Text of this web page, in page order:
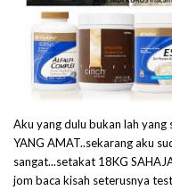
Aku yang dulu bukan lah yang
YANG AMAT..sekarang aku
sangat...setakat 18KG
jom baca kisah seterusnya